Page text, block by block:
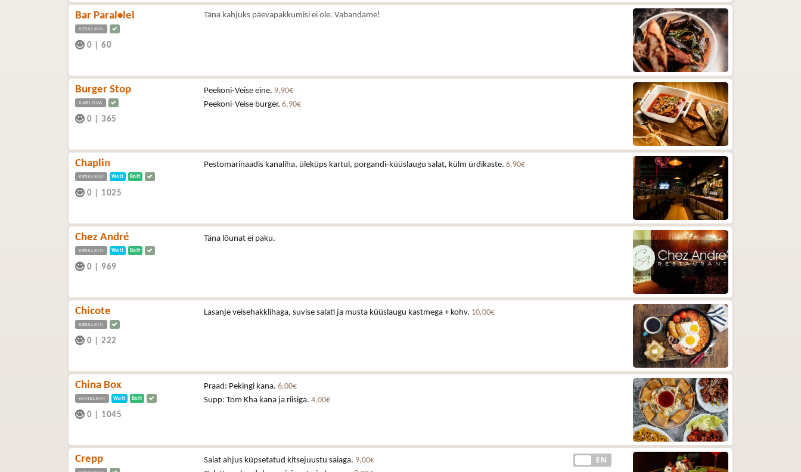
Bar Paral•lel
KESKLINN
0 60
Täna kahjuks päevapakkumisi ei ole. Vabandame!
Burger Stop
KARLOVA
0 365
Peekoni-Veise eine. 9,90€
Peekoni-Veise burger. 6,90€
Chaplin
KESKLINN Wolt Bolt
0 1025
Pestomarinaadis kanaliha, üleküps kartul, porgandi-küüslaugu salat, külm ürdikaste. 6,90€
Chez André
KESKLINN Wolt Bolt
0 969
Täna lõunat ei paku.
Chicote
KESKLINN
0 222
Lasanje veisehakklihaga, suvise salati ja musta küüslaugu kastmega + kohv. 10,00€
China Box
ANNELINN Wolt Bolt
0 1045
Praad: Pekingi kana. 6,00€
Supp: Tom Kha kana ja riisiga. 4,00€
Crepp EN
Salat ahjus küpsetatud kitsejuustu saiaga. 9,00€